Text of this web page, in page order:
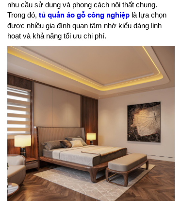
nhu cầu sử dụng và phong cách nội thất chung.
Trong đó, tủ quần áo gỗ công nghiệp là lựa chọn
được nhiều gia đình quan tâm nhờ kiểu dáng linh
hoạt và khả năng tối ưu chi phí.